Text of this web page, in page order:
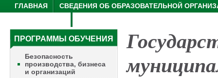
ГЛАВНАЯ
СВЕДЕНИЯ ОБ ОБРАЗОВАТЕЛЬНОЙ
ПРОГРАММЫ ОБУЧЕНИЯ
Безопасность
производства, бизнеса
и организаций